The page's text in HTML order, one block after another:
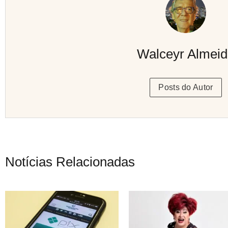
Walceyr
Posts do Autor
Notícias Relacionadas